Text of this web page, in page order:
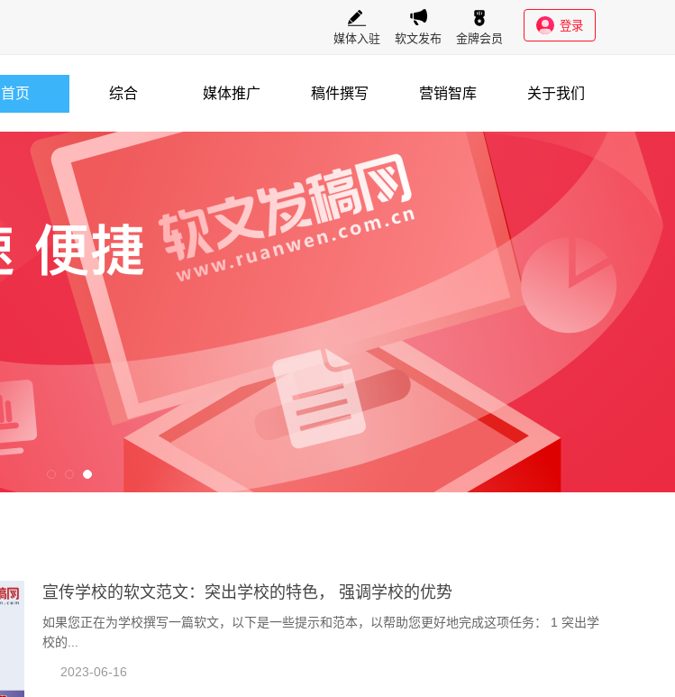
媒体入驻 软文发布 金牌会员
登录
首页 综合 媒体推广 稿件撰写 营销智库 关于我们
宣传学校的软文范文：突出学校的特色， 强调学校的优势
如果您正在为学校撰写一篇软文，以下是一些提示和范本，以帮助您更好地完成这项任务： 1 突出学
校的...
2023-06-16